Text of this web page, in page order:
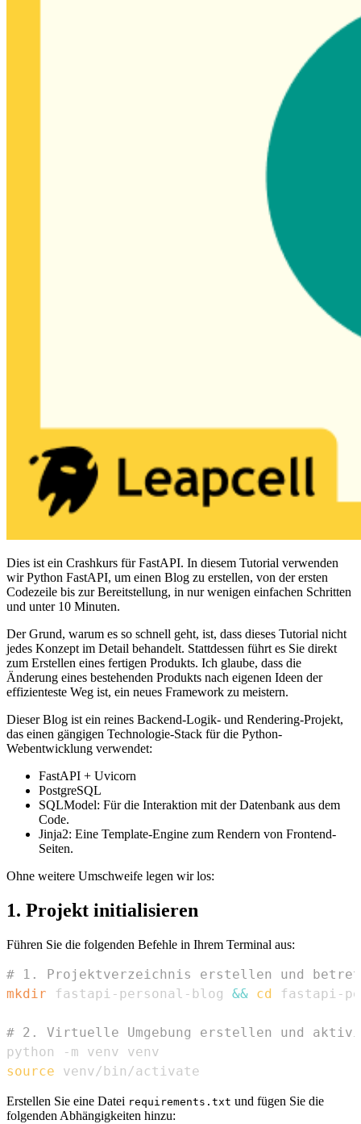
Dies ist ein Crashkurs für FastAPI. In diesem Tutorial verwenden
wir Python FastAPI, um einen Blog zu erstellen, von der ersten
Codezeile bis zur Bereitstellung, in nur wenigen einfachen Schritten
und unter 10 Minuten.
Der Grund, warum es so schnell geht, ist, dass dieses Tutorial nicht
jedes Konzept im Detail behandelt. Stattdessen führt es Sie direkt
zum Erstellen eines fertigen Produkts. Ich glaube, dass die
Änderung eines bestehenden Produkts nach eigenen Ideen der
effizienteste Weg ist, ein neues Framework zu meistern.
Dieser Blog ist ein reines Backend-Logik- und Rendering-Projekt,
das einen gängigen Technologie-Stack für die Python-
Webentwicklung verwendet:
FastAPI + Uvicorn
PostgreSQL
SQLModel: Für die Interaktion mit der Datenbank aus dem
Code.
Jinja2: Eine Template-Engine zum Rendern von Frontend-
Seiten.
Ohne weitere Umschweife legen wir los:
1. Projekt initialisieren
Führen Sie die folgenden Befehle in Ihrem Terminal aus:
# 1. Projektverzeichnis erstellen und
mkdir fastapi-personal-blog && cd
# 2. Virtuelle Umgebung erstellen und
source venv/bin/activate
Erstellen Sie eine Datei requirements.txt und fügen Sie die
folgenden Abhängigkeiten hinzu: